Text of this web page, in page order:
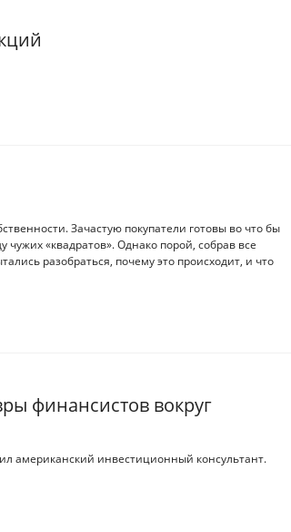
Зачастую покупатели готовы во что бы
«квадратов». Однако порой, собрав все
разобраться, почему это происходит, и что
финансистов вокруг
американский инвестиционный консультант.